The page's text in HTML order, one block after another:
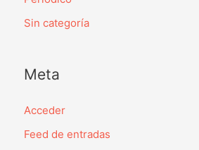
Sin categoría
Meta
Acceder
Feed de entradas